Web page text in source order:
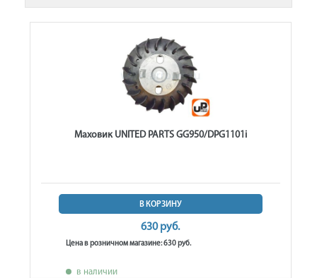
Маховик UNITED PARTS GG950/DPG1101i
В КОРЗИНУ
630 руб.
Цена в розничном магазине: 630 руб.
в наличии